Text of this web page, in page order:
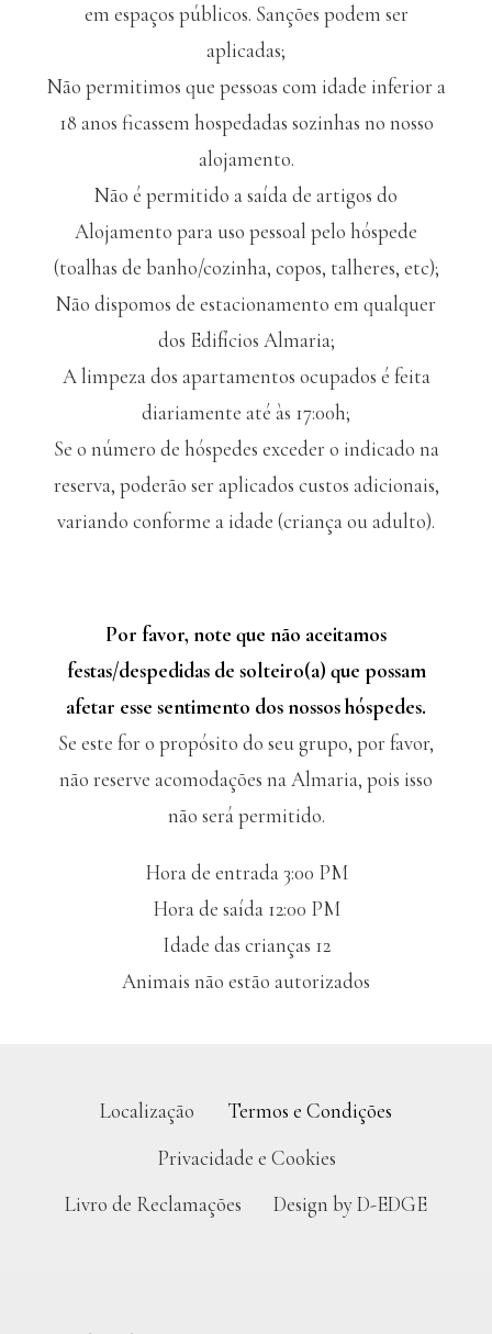
em espaços públicos. Sanções podem ser
aplicadas;
Não permitimos que pessoas com idade inferior a
18 anos ficassem hospedadas sozinhas no nosso
alojamento.
Não é permitido a saída de artigos do
Alojamento para uso pessoal pelo hóspede
(toalhas de banho/cozinha, copos, talheres, etc);
Não dispomos de estacionamento em qualquer
dos Edifícios Almaria;
A limpeza dos apartamentos ocupados é feita
diariamente até às 17:00h;
Se o número de hóspedes exceder o indicado na
reserva, poderão ser aplicados custos adicionais,
variando conforme a idade (criança ou adulto).
Por favor, note que não aceitamos
festas/despedidas de solteiro(a) que possam
afetar esse sentimento dos nossos hóspedes.
Se este for o propósito do seu grupo, por favor,
não reserve acomodações na Almaria, pois isso
não será permitido.
Hora de entrada 3:00 PM
Hora de saída 12:00 PM
Idade das crianças 12
Animais não estão autorizados
Localização
Termos e Condições
Privacidade e Cookies
Livro de Reclamações
Design by D-EDGE